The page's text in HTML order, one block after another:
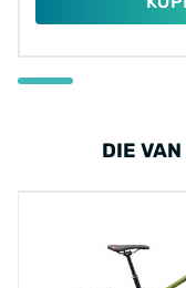
DIE